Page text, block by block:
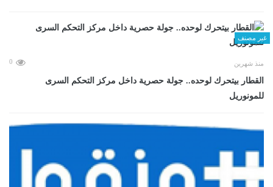
غير مصنف
منذ شهرين 0
القطار بيتحرك لوحده.. جولة حصرية داخل مركز التحكم السرى
للمونوريل